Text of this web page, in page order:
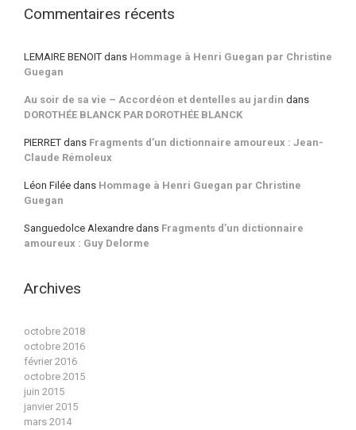
Commentaires récents
LEMAIRE BENOIT dans Hommage à Henri Guegan par Christine
Guegan
Au soir de sa vie – Accordéon et dentelles au jardin dans
DOROTHÉE BLANCK PAR DOROTHÉE BLANCK
PIERRET dans Fragments d’un dictionnaire amoureux : Jean-
Claude Rémoleux
Léon Filée dans Hommage à Henri Guegan par Christine
Guegan
Sanguedolce Alexandre dans Fragments d’un dictionnaire
amoureux : Guy Delorme
Archives
octobre 2018
octobre 2016
février 2016
octobre 2015
juin 2015
janvier 2015
mars 2014